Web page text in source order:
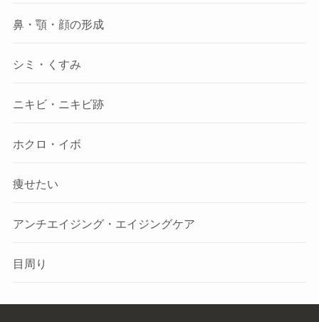
鼻・顎・顔の形成
シミ・くすみ
ニキビ・ニキビ跡
ホクロ・イボ
痩せたい
アンチエイジング・エイジングケア
目周り